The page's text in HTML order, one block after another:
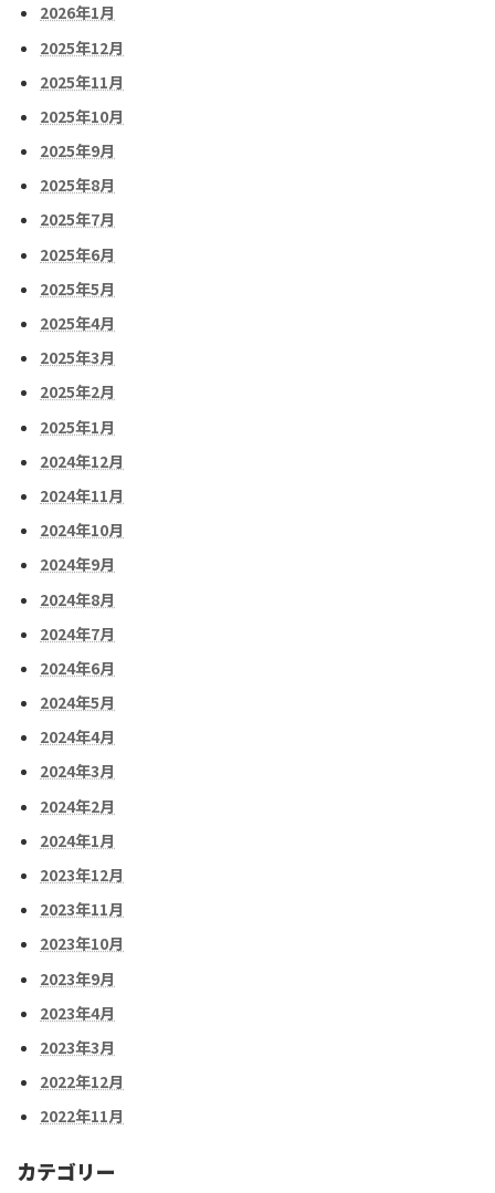
2026年1月
2025年12月
2025年11月
2025年10月
2025年9月
2025年8月
2025年7月
2025年6月
2025年5月
2025年4月
2025年3月
2025年2月
2025年1月
2024年12月
2024年11月
2024年10月
2024年9月
2024年8月
2024年7月
2024年6月
2024年5月
2024年4月
2024年3月
2024年2月
2024年1月
2023年12月
2023年11月
2023年10月
2023年9月
2023年4月
2023年3月
2022年12月
2022年11月
カテゴリー